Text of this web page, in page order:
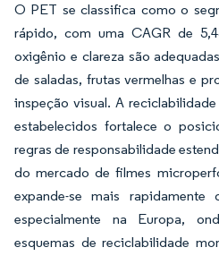
O PET se classifica como o
rápido, com uma CAGR de
oxigênio e clareza são
de saladas, frutas vermelhas e
inspeção visual. A
estabelecidos fortalece o
regras de responsabilidade
do mercado de filmes
expande-se mais
especialmente na Europa,
esquemas de reciclabilidade